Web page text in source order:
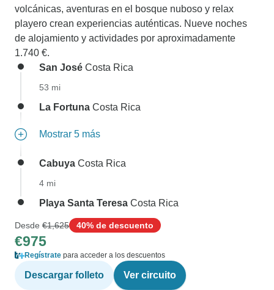
volcánicas, aventuras en el bosque nuboso y relax
playero crean experiencias auténticas. Nueve noches
de alojamiento y actividades por aproximadamente
1.740 €.
San José Costa Rica
53 mi
La Fortuna Costa Rica
Mostrar 5 más
Cabuya Costa Rica
4 mi
Playa Santa Teresa Costa Rica
Desde €1,625 40% de descuento
€975
Regístrate para acceder a los descuentos
Descargar folleto Ver circuito